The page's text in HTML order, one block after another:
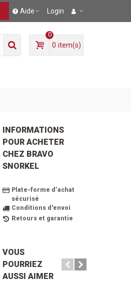
Aide Login
0
0 item(s)
INFORMATIONS
POUR ACHETER
CHEZ BRAVO
SNORKEL
Plate-forme d’achat
sécurisé
Conditions d'envoi
Retours et garantie
VOUS
POURRIEZ
AUSSI AIMER